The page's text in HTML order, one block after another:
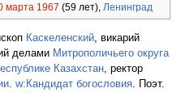
марта 1967 (59 лет),Ленинград
Каскеленский, викарий
делами Митрополичьего округа
Казахстан, ректор
. w:Кандидат богословия. Поэт.